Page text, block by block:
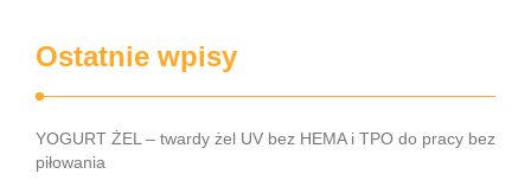
Ostatnie wpisy
YOGURT ŻEL – twardy żel UV bez HEMA i TPO do pracy bez
piłowania